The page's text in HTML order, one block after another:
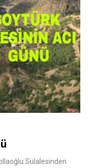
Sülalesinden